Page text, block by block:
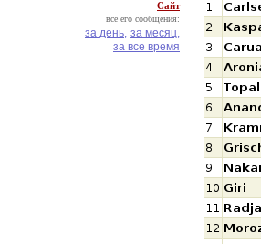
Сайт
все его сообщения:
за день, за месяц,
за все время